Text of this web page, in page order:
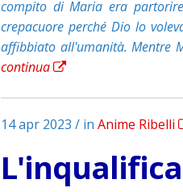
compito di Maria era
crepacuore perché Dio lo
affibbiato all'umanità. Mentre
continua
14 apr 2023 / in Anime Ribelli